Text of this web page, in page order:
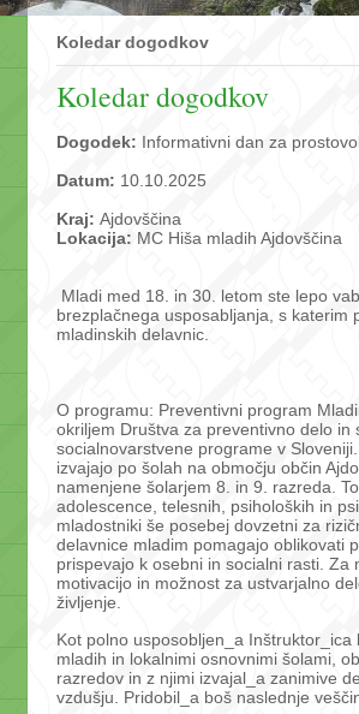
Koledar dogodkov
Koledar dogodkov
Dogodek: Informativni dan za
Datum: 10.10.2025
Kraj: Ajdovščina
Lokacija: MC Hiša mladih Ajdovščina
Mladi med 18. in 30. letom ste lepo
brezplačnega usposabljanja, s katerim
mladinskih delavnic.
O programu: Preventivni program
okriljem Društva za preventivno delo in
socialnovarstvene programe v
izvajajo po šolah na območju občin
namenjene šolarjem 8. in 9. razreda.
adolescence, telesnih, psiholoških in
mladostniki še posebej dovzetni za
delavnice mladim pomagajo oblikovati
prispevajo k osebni in socialni rasti.
motivacijo in možnost za ustvarjalno
življenje.
Kot polno usposobljen_a
mladih in lokalnimi osnovnimi šolami,
razredov in z njimi izvajal_a zanimive
vzdušju. Pridobil_a boš naslednje